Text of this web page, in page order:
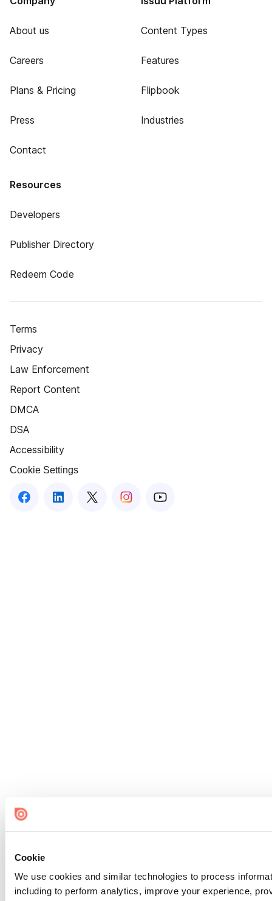
Cookie
We use cookies and similar technologies to process
including to perform analytics, improve your experience,
About us
Careers
Plans & Pricing
Press
Contact
Content Types
Features
Flipbook
Industries
Resources
Developers
Publisher Directory
Redeem Code
Terms
Privacy
Law Enforcement
Report Content
DMCA
DSA
Accessibility
Cookie Settings